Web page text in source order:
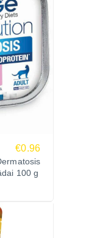
€0.96
100 g